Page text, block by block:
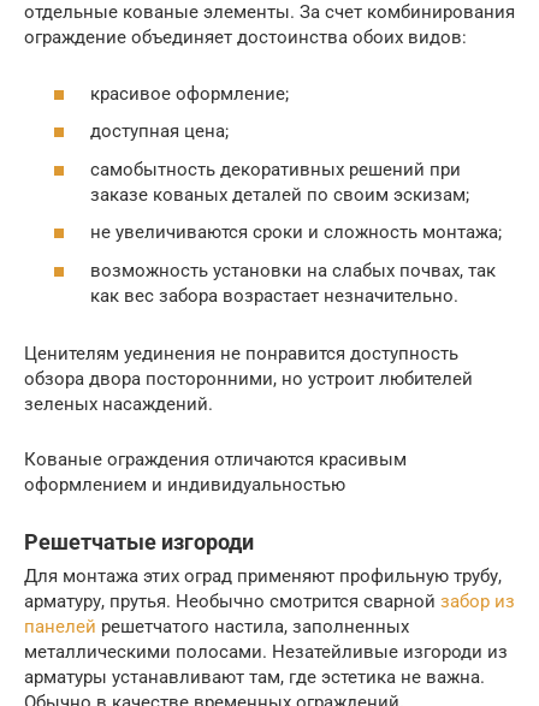
отдельные кованые элементы. За счет комбинирования
ограждение объединяет достоинства обоих видов:
красивое оформление;
доступная цена;
самобытность декоративных решений при
заказе кованых деталей по своим эскизам;
не увеличиваются сроки и сложность монтажа;
возможность установки на слабых почвах, так
как вес забора возрастает незначительно.
Ценителям уединения не понравится доступность
обзора двора посторонними, но устроит любителей
зеленых насаждений.
Кованые ограждения отличаются красивым
оформлением и индивидуальностью
Решетчатые изгороди
Для монтажа этих оград применяют профильную трубу,
арматуру, прутья. Необычно смотрится сварной забор из
панелей решетчатого настила, заполненных
металлическими полосами. Незатейливые изгороди из
арматуры устанавливают там, где эстетика не важна.